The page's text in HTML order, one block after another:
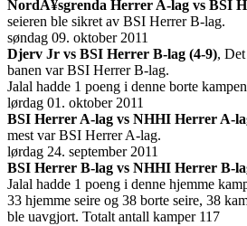
NordÃ¥sgrenda Herrer A-lag vs BSI
seieren ble sikret av BSI Herrer B-lag.
søndag 09. oktober 2011
Djerv Jr vs BSI Herrer B-lag (4-9),
banen var BSI Herrer B-lag.
Jalal hadde 1 poeng i denne borte kampen
lørdag 01. oktober 2011
BSI Herrer A-lag vs NHHI Herrer A-
mest var BSI Herrer A-lag.
lørdag 24. september 2011
BSI Herrer B-lag vs NHHI Herrer B-
Jalal hadde 1 poeng i denne hjemme
33 hjemme seire og 38 borte seire, 38
ble uavgjort. Totalt antall kamper 117